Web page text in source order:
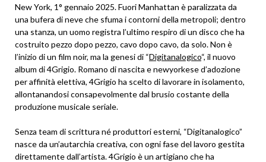
New York, 1° gennaio 2025. Fuori Manhattan è paralizzata da
una bufera di neve che sfuma i contorni della metropoli; dentro
una stanza, un uomo registra l’ultimo respiro di un disco che ha
costruito pezzo dopo pezzo, cavo dopo cavo, da solo. Non è
l’inizio di un film noir, ma la genesi di “Digitanalogico“, il nuovo
album di 4Grigio. Romano di nascita e newyorkese d’adozione
per affinità elettiva, 4Grigio ha scelto di lavorare in isolamento,
allontanandosi consapevolmente dal brusio costante della
produzione musicale seriale.
Senza team di scrittura né produttori esterni, “Digitanalogico”
nasce da un’autarchia creativa, con ogni fase del lavoro gestita
direttamente dall’artista. 4Grigio è un artigiano che ha